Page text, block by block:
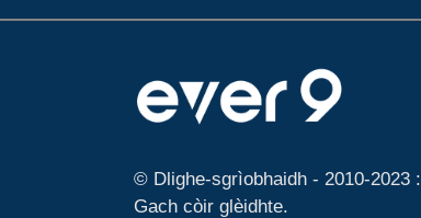
© Dlighe-sgrìobhaidh - 2010-2023 :
Gach còir glèidhte.